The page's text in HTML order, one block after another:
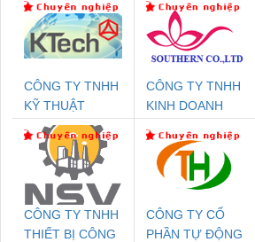
CÔNG TY TNHH
KỸ THUẬT
KTECH VIỆT
NAM
CÔNG TY TNHH
KINH DOANH
PHƯƠNG NAM
CÔNG TY TNHH
THIẾT BỊ CÔNG
CÔNG TY CỔ
PHẦN TỰ ĐỘNG